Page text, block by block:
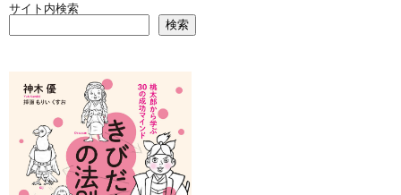
サイト内検索
検索